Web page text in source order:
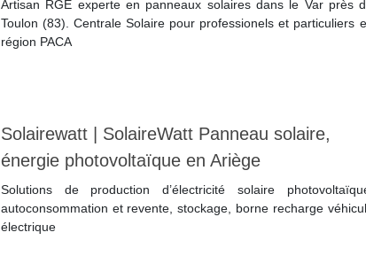
Artisan RGE experte en panneaux solaires dans le Var près
Toulon (83). Centrale Solaire pour professionels et particuliers
région PACA
Solairewatt | SolaireWatt Panneau solaire,
énergie photo­vol­taïque en Ariège
Solutions de production d’électricité solaire
autoconsommation et revente, stockage, borne recharge
électrique